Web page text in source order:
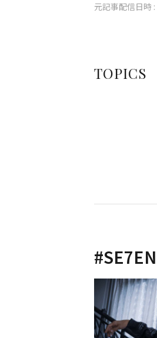
元記事配信日時 :
TOPICS
#SE7EN